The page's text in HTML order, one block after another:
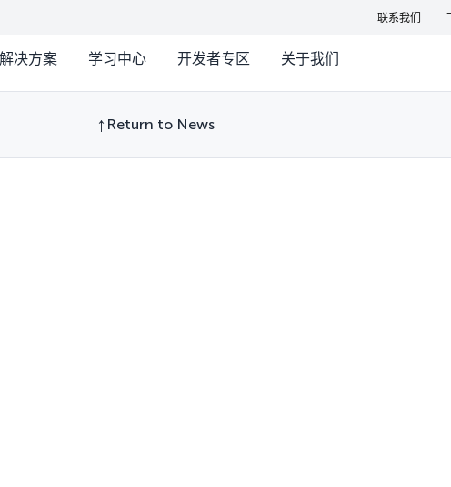
联系我们
解决方案 学习中心 开发者专区 关于我们
Return to News